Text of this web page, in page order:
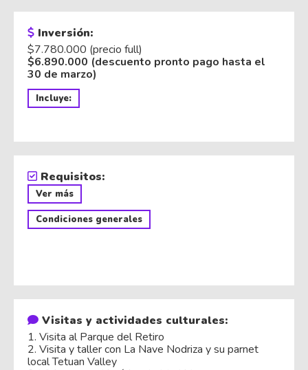
Inversión:
$7.780.000 (precio full)
$6.890.000 (descuento pronto pago hasta el
30 de marzo)
Incluye:
Requisitos:
Ver más
Condiciones generales
Visitas y actividades culturales:
1. Visita al Parque del Retiro
2. Visita y taller con La Nave Nodriza y su parnet
local Tetuan Valley